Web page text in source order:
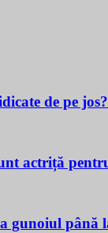
de pe jos?
actriță
până